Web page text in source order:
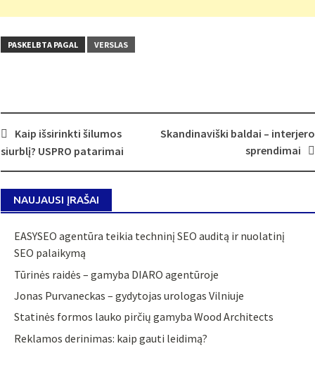
PASKELBTA PAGAL VERSLAS
Post
navigation
Kaip išsirinkti šilumos
siurblį? USPRO patarimai
Skandinaviški baldai – interjero
sprendimai
NAUJAUSI ĮRAŠAI
EASYSEO agentūra teikia techninį SEO auditą ir nuolatinį
SEO palaikymą
Tūrinės raidės – gamyba DIARO agentūroje
Jonas Purvaneckas – gydytojas urologas Vilniuje
Statinės formos lauko pirčių gamyba Wood Architects
Reklamos derinimas: kaip gauti leidimą?